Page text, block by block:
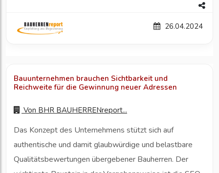
26.04.2024
Bauunternehmen brauchen Sichtbarkeit und
Reichweite für die Gewinnung neuer Adressen
Von BHR BAUHERRENreport...
Das Konzept des Unternehmens stützt sich auf
authentische und damit glaubwürdige und belastbare
Qualitätsbewertungen übergebener Bauherren. Der